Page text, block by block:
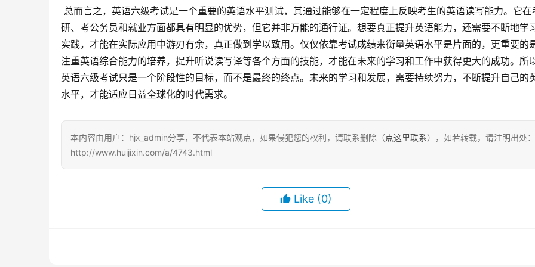
研、考公务员和就业方面都具有明显的优势，但它并非万能的通行证。想要真正提升英语能力，还需要不断地学
实践，才能在实际应用中游刃有余，真正做到学以致用。仅仅依靠考试成绩来衡量英语水平是片面的，更重要的
注重英语综合能力的培养，提升听说读写译等各个方面的技能，才能在未来的学习和工作中获得更大的成功。所以
英语六级考试只是一个阶段性的目标，而不是最终的终点。未来的学习和发展，需要持续努力，不断提升自己的
水平，才能适应日益全球化的时代需求。
本内容由用户：hjx_admin分享，不代表本站观点，如果侵犯您的权利，请联系删除（点这里联系），如若转载，请注明出处：
http://www.huijixin.com/a/4743.html
Like (0)